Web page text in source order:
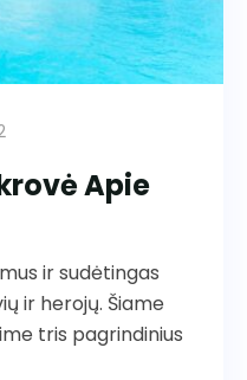
Apie
ir sudėtingas
ir herojų. Šiame
tris pagrindinius